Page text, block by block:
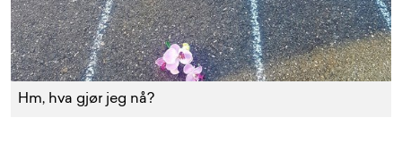
Hm, hva gjør jeg nå?